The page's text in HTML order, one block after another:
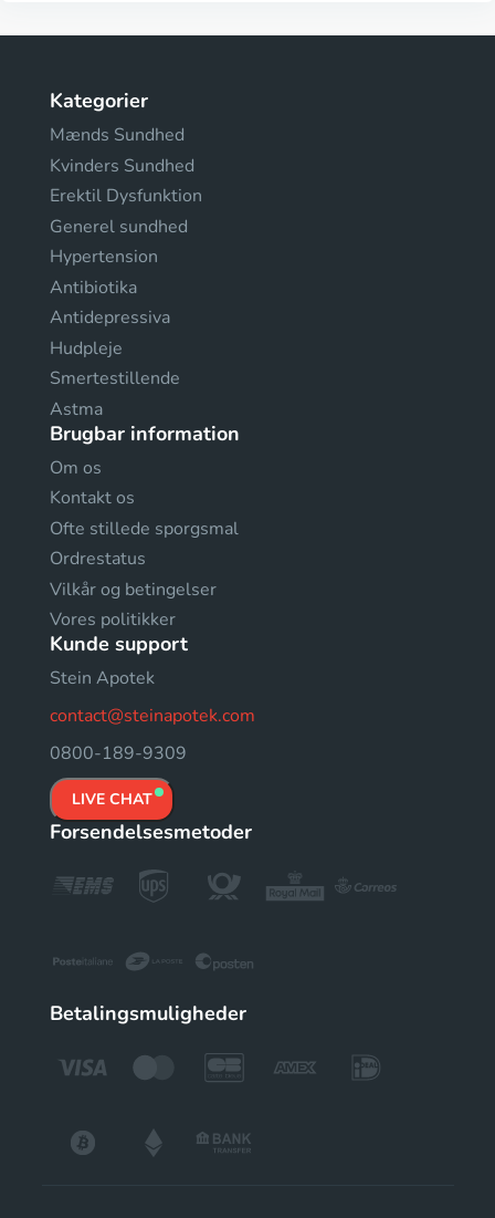
Kategorier
Mænds Sundhed
Kvinders Sundhed
Erektil Dysfunktion
Generel sundhed
Hypertension
Antibiotika
Antidepressiva
Hudpleje
Smertestillende
Astma
Brugbar information
Om os
Kontakt os
Ofte stillede sporgsmal
Ordrestatus
Vilkår og betingelser
Vores politikker
Kunde support
Stein Apotek
contact@steinapotek.com
0800-189-9309
LIVE CHAT
Forsendelsesmetoder
Betalingsmuligheder